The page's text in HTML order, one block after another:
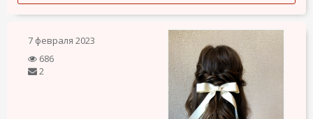
7 февраля 2023
686
2